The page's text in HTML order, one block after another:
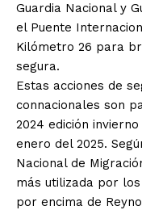
Guardia Nacional y
el Puente
Kilómetro 26 para
segura.
Estas acciones de
connacionales son
2024 edición
enero del 2025.
Nacional de
más utilizada por
por encima de